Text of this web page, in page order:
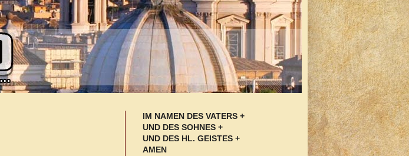
IM NAMEN DES VATERS +
UND DES SOHNES +
UND DES HL. GEISTES +
AMEN